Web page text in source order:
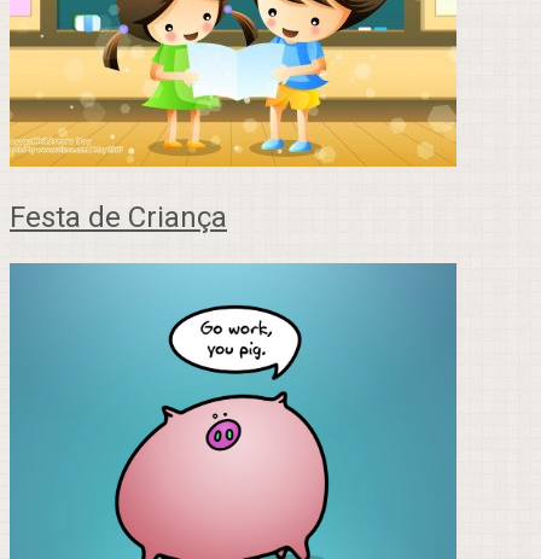
Festa de Criança